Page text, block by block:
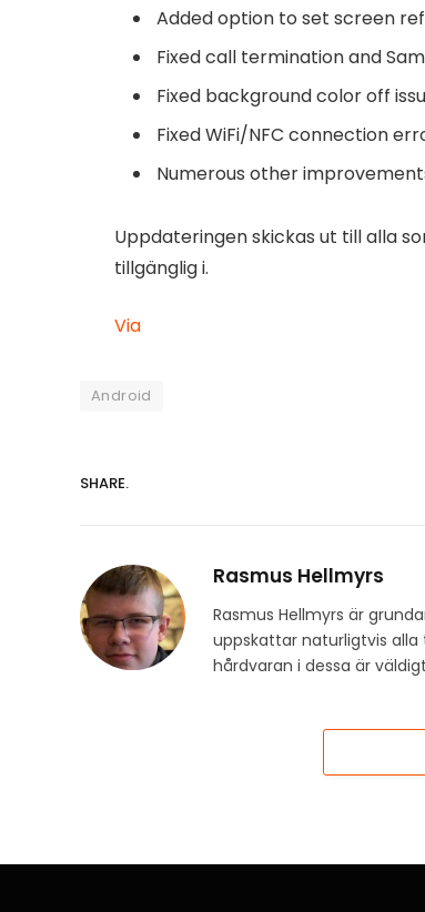
Added option to set screen
Fixed call termination and
Fixed background color off
Fixed WiFi/NFC connection
Numerous other
Uppdateringen skickas ut till alla
tillgänglig i.
Via
Android
SHARE.
Rasmus Hellmyrs
Rasmus Hellmyrs är
uppskattar naturligtvis
hårdvaran i dessa är